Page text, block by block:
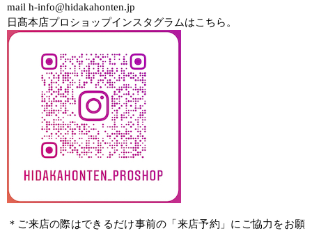
mail h-info@hidakahonten.jp
日髙本店プロショップインスタグラムはこちら。
＊ご来店の際はできるだけ事前の「来店予約」にご協力をお願